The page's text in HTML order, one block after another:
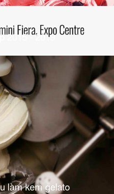
2015 - 2019
làm kem gelato